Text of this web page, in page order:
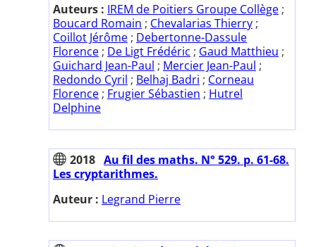
Auteurs : IREM de Poitiers Groupe Collège ;
Boucard Romain ; Chevalarias Thierry ;
Coillot Jérôme ; Debertonne-Dassule
Florence ; De Ligt Frédéric ; Gaud Matthieu ;
Guichard Jean-Paul ; Mercier Jean-Paul ;
Redondo Cyril ; Belhaj Badri ; Corneau
Florence ; Frugier Sébastien ; Hutrel
Delphine
2018 Au fil des maths. N° 529. p. 61-68.
Les cryptarithmes.
Auteur : Legrand Pierre